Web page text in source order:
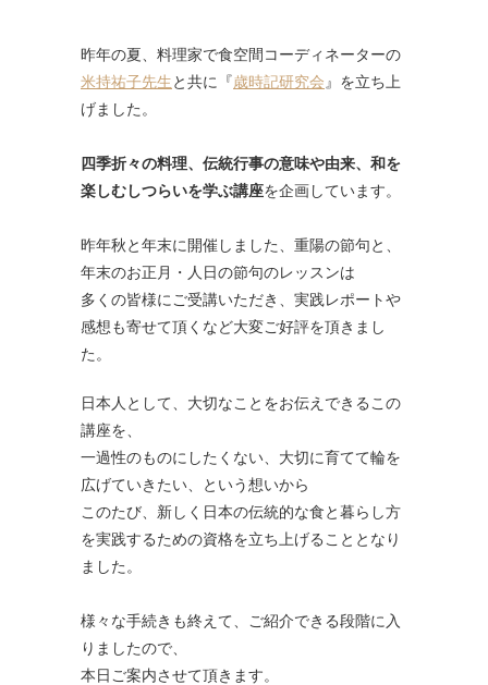
昨年の夏、料理家で食空間コーディネーターの
米持祐子先生と共に『歳時記研究会 』を立ち上
げました。
四季折々の料理、伝統行事の意味や由来、和を
楽しむしつらいを学ぶ講座を企画しています。
昨年秋と年末に開催しました、重陽の節句と、
年末のお正月・人日の節句のレッスンは
多くの皆様にご受講いただき、実践レポートや
感想も寄せて頂くなど大変ご好評を頂きまし
た。
日本人として、大切なことをお伝えできるこの
講座を、
一過性のものにしたくない、大切に育てて輪を
広げていきたい、という想いから
このたび、新しく日本の伝統的な食と暮らし方
を実践するための資格を立ち上げることとなり
ました。
様々な手続きも終えて、ご紹介できる段階に入
りましたので、
本日ご案内させて頂きます。